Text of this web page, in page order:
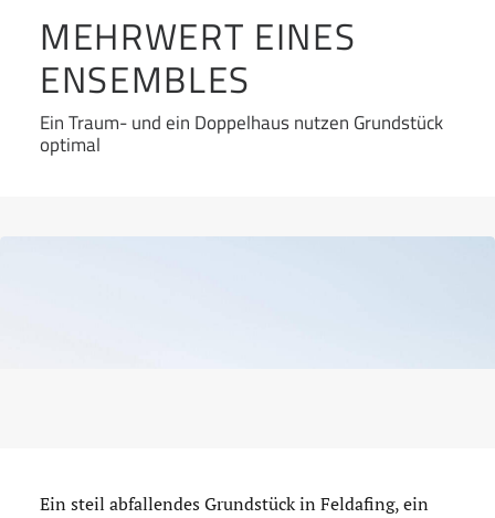
MEHRWERT EINES
ENSEMBLES
Ein Traum- und ein Doppelhaus nutzen Grundstück
optimal
Ein steil abfallendes Grundstück in Feldafing, ein